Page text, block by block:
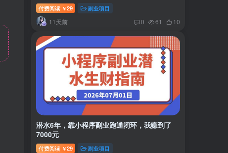
付费阅读 ￥29 副业项目
11天前 0 61 10
潜水6年，靠小程序副业跑通闭环，我赚到了
7000元
付费阅读 ￥29 副业项目